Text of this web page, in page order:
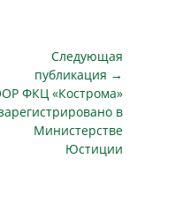
Следующая
публикация →
ФКЦ «Кострома»
в
Министерстве
Юстиции